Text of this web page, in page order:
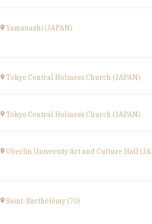
Boulevard Harpignies, 59301 Valenciennes
at19H00
Yamanashi (JAPAN)
Kofu-City
at19H30
Tokyo Central Holiness Church (JAPAN)
at19H
Tokyo Central Holiness Church (JAPAN)
at14H
Oberlin University Art and Culture Hall
2600-4, Honmachida, Machida City, Tokyo
(JAPAN)
Saint-Barthélémy (70)